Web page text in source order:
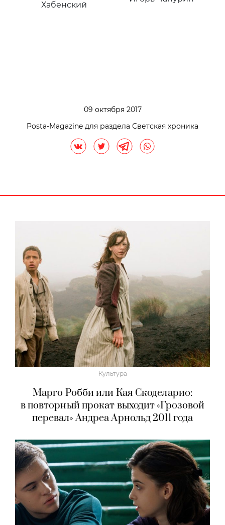
Хабенский
09 октября 2017
Posta-Magazine для раздела Светская хроника
Культура
Марго Робби или Кая Скоделарио:
в повторный прокат выходит «Грозовой
перевал» Андреа Арнольд 2011 года